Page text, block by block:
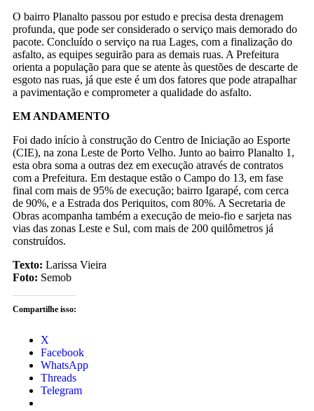
O bairro Planalto passou por estudo e precisa desta drenagem
profunda, que pode ser considerado o serviço mais demorado do
pacote. Concluído o serviço na rua Lages, com a finalização do
asfalto, as equipes seguirão para as demais ruas. A Prefeitura
orienta a população para que se atente às questões de descarte de
esgoto nas ruas, já que este é um dos fatores que pode atrapalhar
a pavimentação e comprometer a qualidade do asfalto.
EM ANDAMENTO
Foi dado início à construção do Centro de Iniciação ao Esporte
(CIE), na zona Leste de Porto Velho. Junto ao bairro Planalto 1,
esta obra soma a outras dez em execução através de contratos
com a Prefeitura. Em destaque estão o Campo do 13, em fase
final com mais de 95% de execução; bairro Igarapé, com cerca
de 90%, e a Estrada dos Periquitos, com 80%. A Secretaria de
Obras acompanha também a execução de meio-fio e sarjeta nas
vias das zonas Leste e Sul, com mais de 200 quilômetros já
construídos.
Texto: Larissa Vieira
Foto: Semob
Compartilhe isso:
X
Facebook
WhatsApp
Threads
Telegram